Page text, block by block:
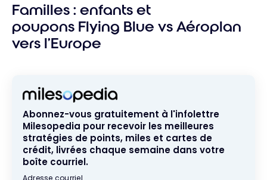
Familles : enfants et
poupons Flying Blue vs Aéroplan
vers l’Europe
Abonnez-vous gratuitement à l'infolettre
Milesopedia pour recevoir les meilleures
stratégies de points, miles et cartes de
crédit, livrées chaque semaine dans votre
boîte courriel.
Adresse courriel